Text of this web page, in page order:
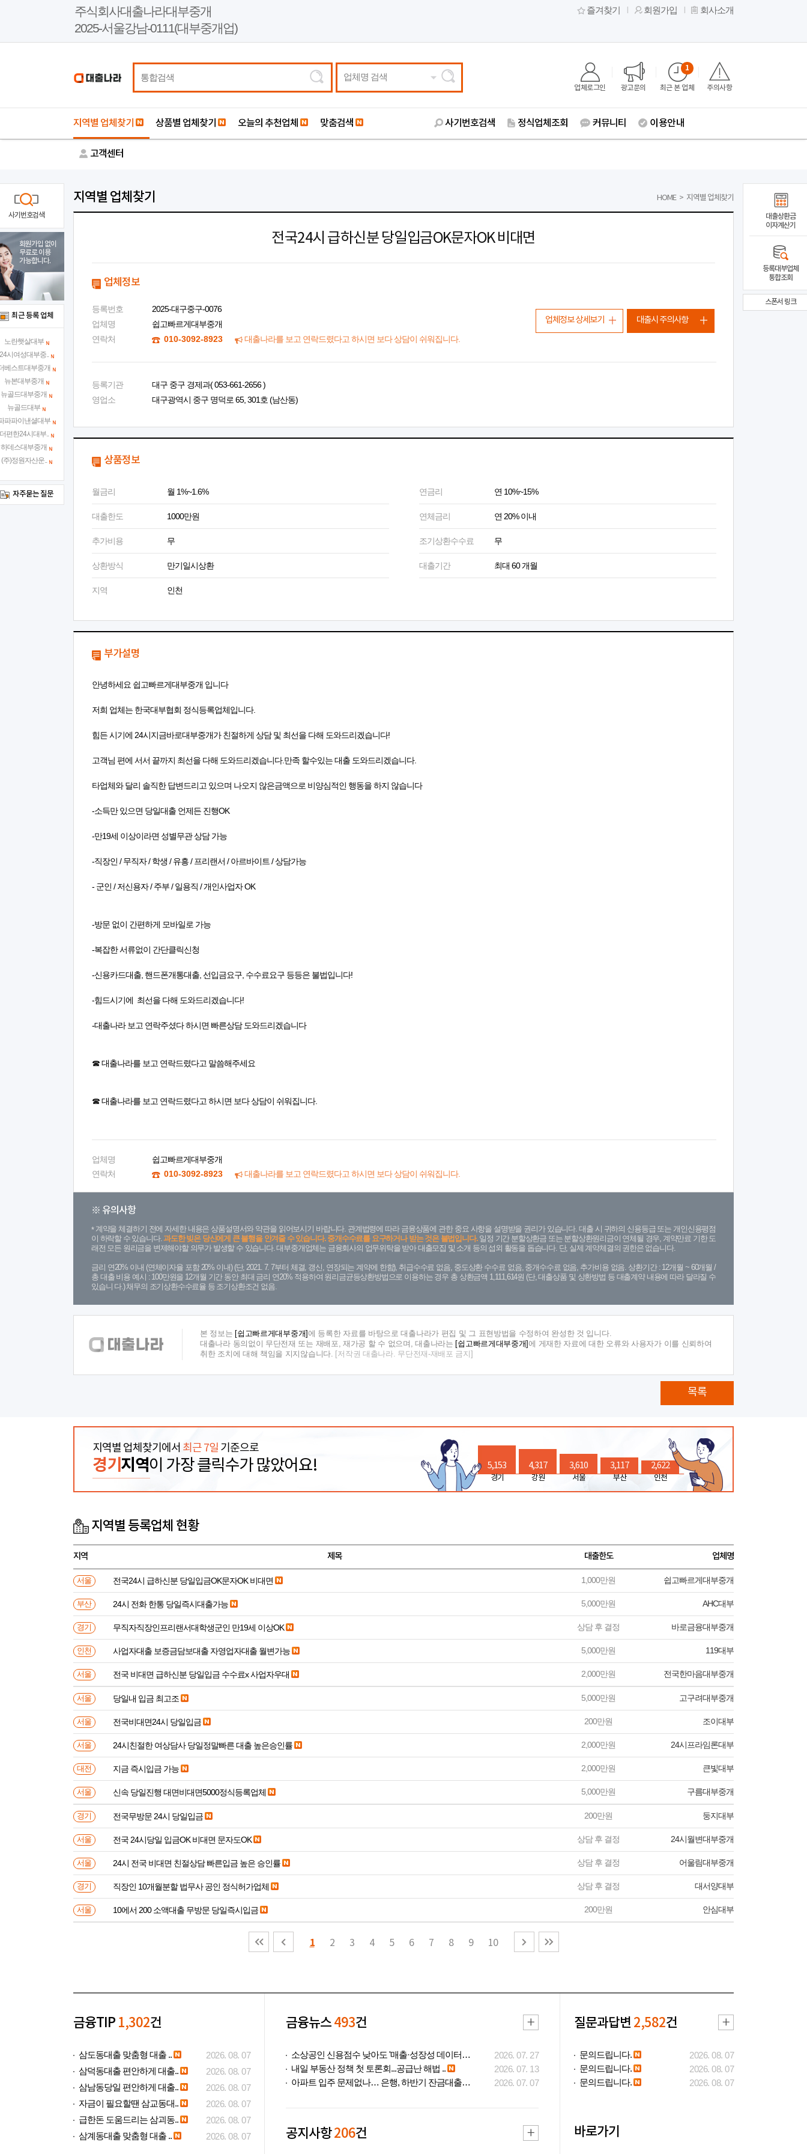
주식회사대출나라대부중개
2025-서울강남-0111(대부중개업)
즐겨찾기 회원가입 회사소개
업체명 검색
업체로그인 광고문의 최근 본 업체
1
주의사항
지역별 업체찾기 상품별 업체찾기 오늘의 추천업체 맞춤검색 사기번호검색 정식업체조회 커뮤니티 이용안내
고객센터
지역별 업체찾기 HOME > 지역별 업체찾기
전국24시 급하신분 당일입금OK문자OK 비대면
업체정보
등록번호
2025-대구중구-0076
업체명
쉽고빠르게대부중개
연락처
010-3092-8923 대출나라를 보고 연락드렸다고 하시면 보다 상담이 쉬워집니다.
등록기관
대구 중구 경제과( 053-661-2656 )
영업소
대구광역시 중구 명덕로 65, 301호 (남산동)
업체정보 상세보기 대출시 주의사항
상품정보
월금리 월 1%~1.6% 연금리 연 10%~15%
대출한도 1000만원 연체금리 연 20% 이내
추가비용 무 조기상환수수료 무
상환방식 만기일시상환 대출기간 최대 60 개월
지역 인천
부가설명
안녕하세요 쉽고빠르게대부중개 입니다
저희 업체는 한국대부협회 정식등록업체입니다.
힘든 시기에 24시지금바로대부중개가 친절하게 상담 및 최선을 다해 도와드리겠습니다!
고객님 편에 서서 끝까지 최선을 다해 도와드리겠습니다.만족 할수있는 대출 도와드리겠습니다.
타업체와 달리 솔직한 답변드리고 있으며 나오지 않은금액으로 비양심적인 행동을 하지 않습니다
-소득만 있으면 당일대출 언제든 진행OK
-만19세 이상이라면 성별무관 상담 가능
-직장인 / 무직자 / 학생 / 유흥 / 프리랜서 / 아르바이트 / 상담가능
- 군인 / 저신용자 / 주부 / 일용직 / 개인사업자 OK
-방문 없이 간편하게 모바일로 가능
-복잡한 서류없이 간단클릭신청
-신용카드대출, 핸드폰개통대출, 선입금요구, 수수료요구 등등은 불법입니다!
-힘드시기에 최선을 다해 도와드리겠습니다!
-대출나라 보고 연락주셨다 하시면 빠른상담 도와드리겠습니다
☎ 대출나라를 보고 연락드렸다고 말씀해주세요
☎ 대출나라를 보고 연락드렸다고 하시면 보다 상담이 쉬워집니다.
업체명
쉽고빠르게대부중개
연락처
010-3092-8923 대출나라를 보고 연락드렸다고 하시면 보다 상담이 쉬워집니다.
※ 유의사항
계약을 체결하기 전에 자세한 내용은 상품설명서와 약관을 읽어보시기 바랍니다. 관계법령에 따라 금융상품에 관한 중요 사항을 설명받을 권리가 있습니다. 대출 시 귀하의 신용등급 또는 개인신용평점
이 하락할 수 있습니다.과도한 빚은 당신에게 큰 불행을 안겨줄 수 있습니다. 중개수수료를 요구하거나 받는 것은 불법입니다.일정 기간 분할상환금 또는 분할상환원리금이 연체될 경우, 계약만료 기한 도
래전 모든 원리금을 변제해야할 의무가 발생할 수 있습니다. 대부중개업체는 금융회사의 업무위탁을 받아 대출모집 및 소개 등의 섭외 활동을 돕습니다. 단, 실제 계약체결의 권한은 없습니다.
금리 연20% 이내 (연체이자율 포함 20% 이내) (단, 2021. 7. 7부터 체결, 갱신, 연장되는 계약에 한함), 취급수수료 없음, 중도상환 수수료 없음, 중개수수료 없음, 추가비용 없음. 상환기간 : 12개월 ~ 60개월 /
총 대출 비용 예시 : 100만원을 12개월 기간 동안 최대 금리 연20% 적용하여 원리금균등상환방법으로 이용하는 경우 총 상환금액 1,111,614원 (단, 대출상품 및 상환방법 등 대출계약 내용에 따라 달라질 수
있습니 다.) 채무의 조기상환수수료율 등 조기상환조건 없음.
본 정보는 [쉽고빠르게대부중개] 에 등록한 자료를 바탕으로 대출나라가 편집 및 그 표현방법을 수정하여 완성한 것 입니다.
대출나라 동의없이 무단전재 또는 재배포, 재가공 할 수 없으며, 대출나라는
[쉽고빠르게대부중개]에 게재한 자료에 대한 오류와 사용자가 이를 신뢰하여
취한 조치에 대해 책임을 지지않습니다.
[저작권 대출나라. 무단전재-재배포 금지]
목록
지역별 업체찾기에서 최근 7일 기준으로
경기 지역이 가장 클릭수가 많았어요! 5,153
경기
4,317
강원
3,610
서울
3,117
부산
2,622
인천
지역별 등록업체 현황
지역 제목 대출한도 업체명
서울 전국24시 급하신분 당일입금OK문자OK 비대면 1,000만원 쉽고빠르게대부중개
부산 24시 전화 한통 당일즉시대출가능 5,000만원 AHC대부
경기 무직자직장인프리랜서대학생군인 만19세 이상OK 상담 후 결정 바로금융대부중개
인천 사업자대출 보증금담보대출 자영업자대출 월변가능 5,000만원 119대부
서울 전국 비대면 급하신분 당일입금 수수료x 사업자우대 2,000만원 전국한마음대부중개
서울 당일내 입금 최고조 5,000만원 고구려대부중개
서울 전국비대면24시 당일입금 200만원 조이대부
서울 24시친절한 여상담사 당일정말빠른 대출 높은승인률 2,000만원 24시프라임론대부
대전 지금 즉시입금 가능 2,000만원 큰빛대부
서울 신속 당일진행 대면비대면5000정식등록업체 5,000만원 구름대부중개
경기 전국무방문 24시 당일입금 200만원 둥지대부
서울 전국 24시당일 입금OK 비대면 문자도OK 상담 후 결정 24시월변대부중개
서울 24시 전국 비대면 친절상담 빠른입금 높은 승인률 상담 후 결정 어울림대부중개
경기 직장인 10개월분할 법무사 공인 정식허가업체 상담 후 결정 대서양대부
서울 10에서 200 소액대출 무방문 당일즉시입금 200만원 안심대부
1 2 3 4 5 6 7 8 9 10
사기번호검색
회원가입 없이
무료로 이용
가능합니다.
최근 등록 업체
노란햇살대부
시여성대부중..
베스트대부중개
뉴본대부중개
뉴골드대부중개
뉴골드대부
파파이낸셜대부
편한24시대부..
하데스대부중개
(주)정원자산운..
자주묻는 질문
대출상환금
이자계산기
등록대부업체
통합조회
스폰서 링크
금융TIP 1,302건
삼도동대출 맞춤형 대출 ..
2026. 08. 07
삼덕동대출 편안하게 대출..
2026. 08. 07
삼남동당일 편안하게 대출..
2026. 08. 07
자금이 필요할땐 삼교동대..
2026. 08. 07
급한돈 도움드리는 삼괴동..
2026. 08. 07
삼계동대출 맞춤형 대출 ..
2026. 08. 07
금융뉴스493건
소상공인 신용점수 낮아도 '매출·성장성 데이터..
2026. 07. 27
내일 부동산 정책 첫 토론회...공급난 해법 ..
2026. 07. 13
아파트 입주 문제없나… 은행, 하반기 잔금대출..
2026. 07. 07
공지사항206건
질문과답변 2,582건
문의드립니다.
2026. 08. 07
문의드립니다.
2026. 08. 07
문의드립니다.
2026. 08. 07
바로가기